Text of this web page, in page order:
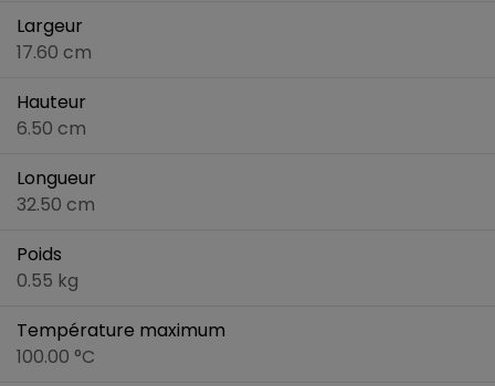
Largeur
17.60 cm
Hauteur
6.50 cm
Longueur
32.50 cm
Poids
0.55 kg
Température maximum
100.00 °C